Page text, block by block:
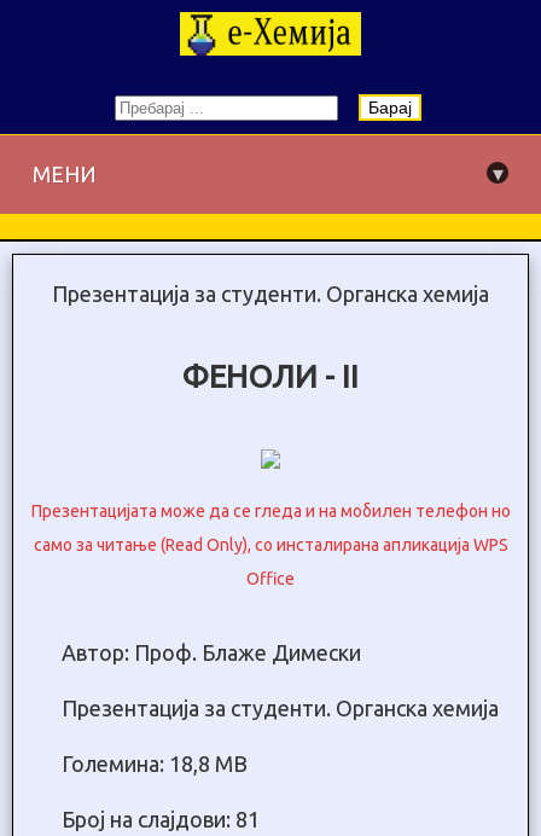
Барај
МЕНИ ▾
Презентација за студенти. Органска хемија
ФЕНОЛИ - II
Презентацијата може да се гледа и на мобилен телефон но
само за читање (Read Only), со инсталирана апликација WPS
Office
Автор: Проф. Блаже Димески
Презентација за студенти. Oрганска хемија
Големина: 18,8 МB
Број на слајдови: 81